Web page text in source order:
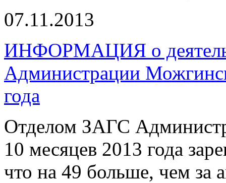
07.11.2013
ИНФОРМАЦИЯ о
Администрации
года
Отделом ЗАГС
10 месяцев 2013 года
что на 49 больше, чем за